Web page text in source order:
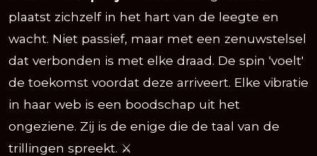
plaatst zichzelf in het hart van de leegte en
wacht. Niet passief, maar met een zenuwstelsel
dat verbonden is met elke draad. De spin 'voelt'
de toekomst voordat deze arriveert. Elke vibratie
in haar web is een boodschap uit het
ongeziene. Zij is de enige die de taal van de
trillingen spreekt. ⚔️